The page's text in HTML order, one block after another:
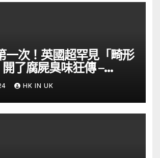
一次！英國超罕見「畸形
開了腐屍臭味狂傳 –
HK IN UK